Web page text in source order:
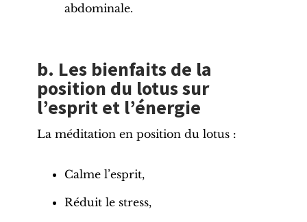
abdominale.
b. Les bienfaits de la
position du lotus sur
l’esprit et l’énergie
La méditation en position du lotus :
Calme l’esprit,
Réduit le stress,